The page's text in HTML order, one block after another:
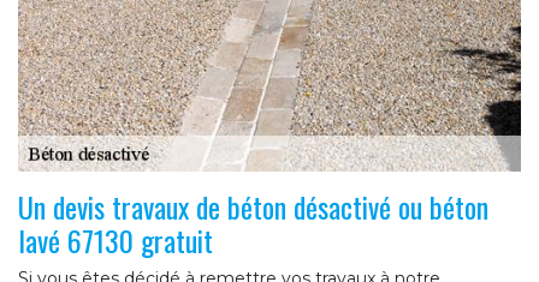
Un devis travaux de béton désactivé ou béton
lavé 67130 gratuit